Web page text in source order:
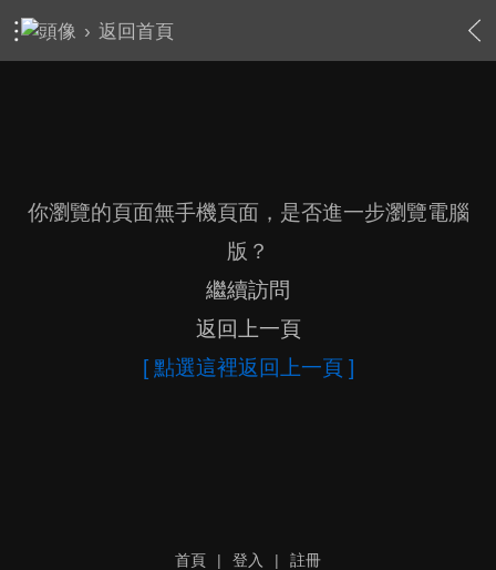
› 返回首頁
你瀏覽的頁面無手機頁面，是否進一步瀏覽電腦
版？
繼續訪問
返回上一頁
[ 點選這裡返回上一頁 ]
首頁 | 登入 |
註冊